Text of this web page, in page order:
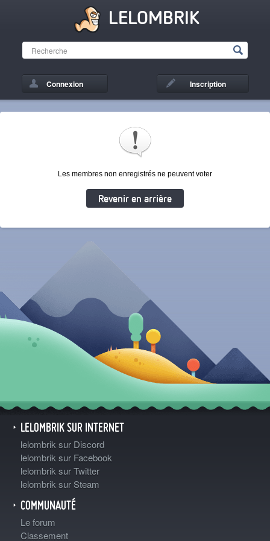
LELOMBRIK
Connexion Inscription
Les membres non enregistrés ne peuvent voter
Revenir en arrière
LELOMBRIK SUR INTERNET
lelombrik sur Discord
lelombrik sur Facebook
lelombrik sur Twitter
lelombrik sur Steam
COMMUNAUTÉ
Le forum
Classement